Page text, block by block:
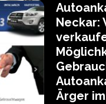
Neckar:
Ärger